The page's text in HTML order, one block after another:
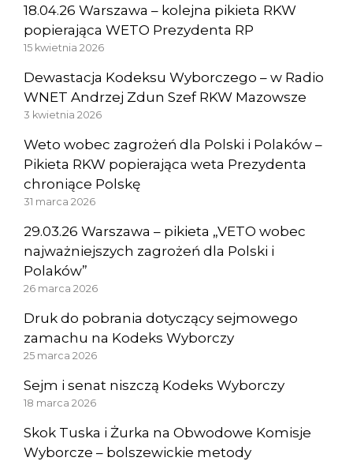
18.04.26 Warszawa – kolejna pikieta RKW
popierająca WETO Prezydenta RP
15 kwietnia 2026
Dewastacja Kodeksu Wyborczego – w Radio
WNET Andrzej Zdun Szef RKW Mazowsze
3 kwietnia 2026
Weto wobec zagrożeń dla Polski i Polaków –
Pikieta RKW popierająca weta Prezydenta
chroniące Polskę
31 marca 2026
29.03.26 Warszawa – pikieta „VETO wobec
najważniejszych zagrożeń dla Polski i
Polaków”
26 marca 2026
Druk do pobrania dotyczący sejmowego
zamachu na Kodeks Wyborczy
25 marca 2026
Sejm i senat niszczą Kodeks Wyborczy
18 marca 2026
Skok Tuska i Żurka na Obwodowe Komisje
Wyborcze – bolszewickie metody